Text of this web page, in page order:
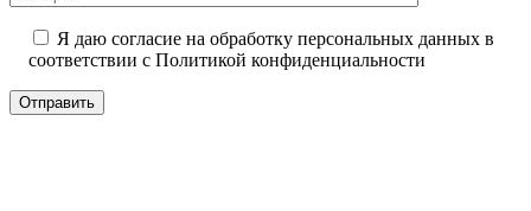
Я даю согласие на обработку персональных данных в
соответствии с Политикой конфиденциальности